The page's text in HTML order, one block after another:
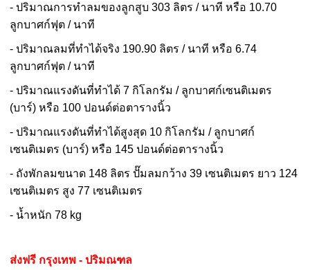
- ปริมาณการทำลมของลูกสูบ 303 ลิตร / นาที หรือ 10.70
ลูกบาศก์ฟุต / นาที
- ปริมาณลมที่ทำได้จริง 190.90 ลิตร / นาที หรือ 6.74
ลูกบาศก์ฟุต / นาที
- ปริมาณแรงดันที่ทำได้ 7 กิโลกรัม / ลูกบาศก์เซนติเมตร
(บาร์) หรือ 100 ปอนด์ต่อตารางนิ้ว
- ปริมาณแรงดันที่ทำได้สูงสุด 10 กิโลกรัม / ลูกบาศก์
เซนติเมตร (บาร์) หรือ 145 ปอนด์ต่อตารางนิ้ว
- ถังพักลมขนาด 148 ลิตร ปั๊มลมกว้าง 39 เซนติเมตร ยาว 124
เซนติเมตร สูง 77 เซนติเมตร
- น้ำหนัก 78 kg
ส่งฟรี กรุงเทพ - ปริมณฑล